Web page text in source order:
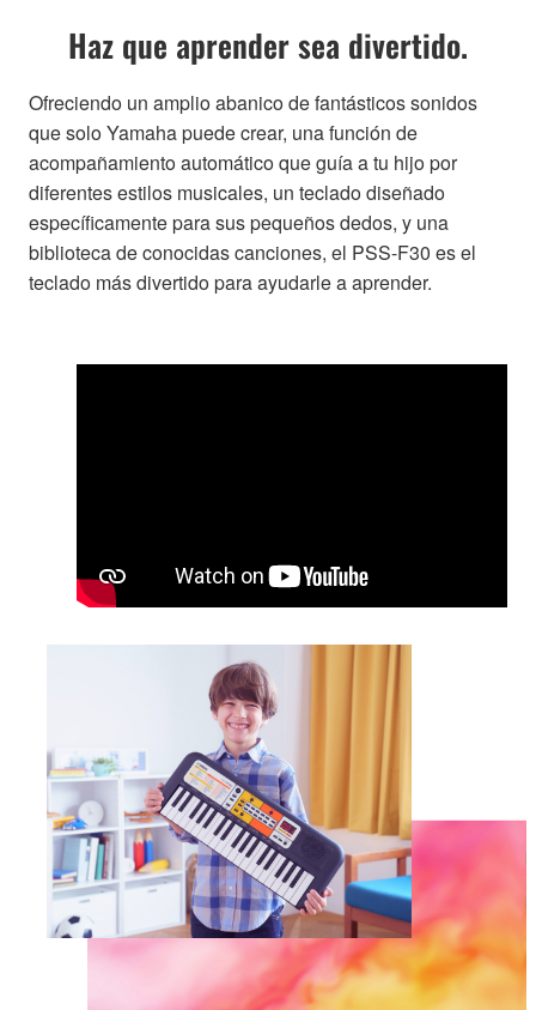
Haz que aprender sea divertido.
Ofreciendo un amplio abanico de fantásticos sonidos
que solo Yamaha puede crear, una función de
acompañamiento automático que guía a tu hijo por
diferentes estilos musicales, un teclado diseñado
específicamente para sus pequeños dedos, y una
biblioteca de conocidas canciones, el PSS-F30 es el
teclado más divertido para ayudarle a aprender.